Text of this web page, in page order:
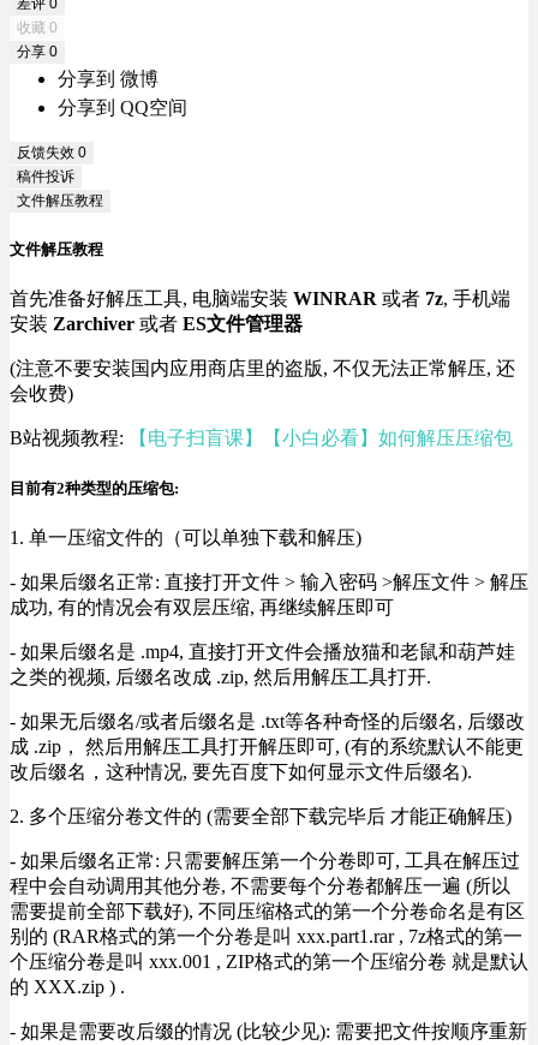
收藏 0
分享 0
分享到 微博
分享到 QQ空间
反馈失效 0
稿件投诉
文件解压教程
文件解压教程
首先准备好解压工具, 电脑端安装 WINRAR 或者 7z, 手机端
安装 Zarchiver 或者 ES文件管理器
(注意不要安装国内应用商店里的盗版, 不仅无法正常解压, 还
会收费)
B站视频教程: 【电子扫盲课】【小白必看】如何解压压缩包
目前有2种类型的压缩包:
1. 单一压缩文件的（可以单独下载和解压)
- 如果后缀名正常: 直接打开文件 > 输入密码 >解压文件 > 解压
成功, 有的情况会有双层压缩, 再继续解压即可
- 如果后缀名是 .mp4, 直接打开文件会播放猫和老鼠和葫芦娃
之类的视频, 后缀名改成 .zip, 然后用解压工具打开.
- 如果无后缀名/或者后缀名是 .txt等各种奇怪的后缀名, 后缀改
成 .zip， 然后用解压工具打开解压即可, (有的系统默认不能更
改后缀名，这种情况, 要先百度下如何显示文件后缀名).
2. 多个压缩分卷文件的 (需要全部下载完毕后 才能正确解压)
- 如果后缀名正常: 只需要解压第一个分卷即可, 工具在解压过
程中会自动调用其他分卷, 不需要每个分卷都解压一遍 (所以
需要提前全部下载好), 不同压缩格式的第一个分卷命名是有区
别的 (RAR格式的第一个分卷是叫 xxx.part1.rar , 7z格式的第一
个压缩分卷是叫 xxx.001 , ZIP格式的第一个压缩分卷 就是默认
的 XXX.zip ) .
- 如果是需要改后缀的情况 (比较少见): 需要把文件按顺序重新